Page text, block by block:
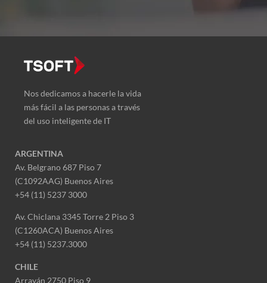
Nos dedicamos a hacerle la vida
más fácil a las personas a través
del uso inteligente de IT
ARGENTINA
Av. Belgrano 687 Piso 7
(C1092AAG) Buenos Aires
+54 (11) 5237 3000
Av. Chiclana 3345 Torre 2 Piso 3
(C1260ACA) Buenos Aires
+54 (11) 5237.3000
CHILE
Arrayán 2750 Piso 9